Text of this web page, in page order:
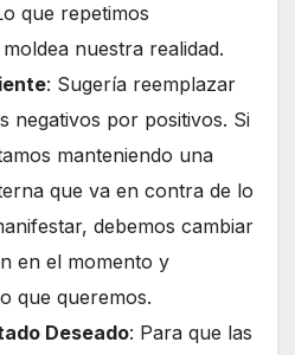
que repetimos
nuestra realidad.
: Sugería reemplazar
negativos por positivos. Si
manteniendo una
que va en contra de lo
debemos cambiar
en el momento y
que queremos.
Deseado: Para que las